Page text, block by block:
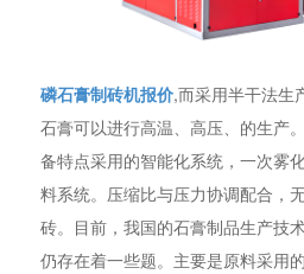
磷石膏制砖机报价,而采用半干法生
石膏可以进行高温、高压、的生产
备特点采用的智能化系统，一次雾
料系统。压缩比与压力协调配合，
砖。目前，我国的石膏制品生产技
仍存在着一些题。主要是原料采用